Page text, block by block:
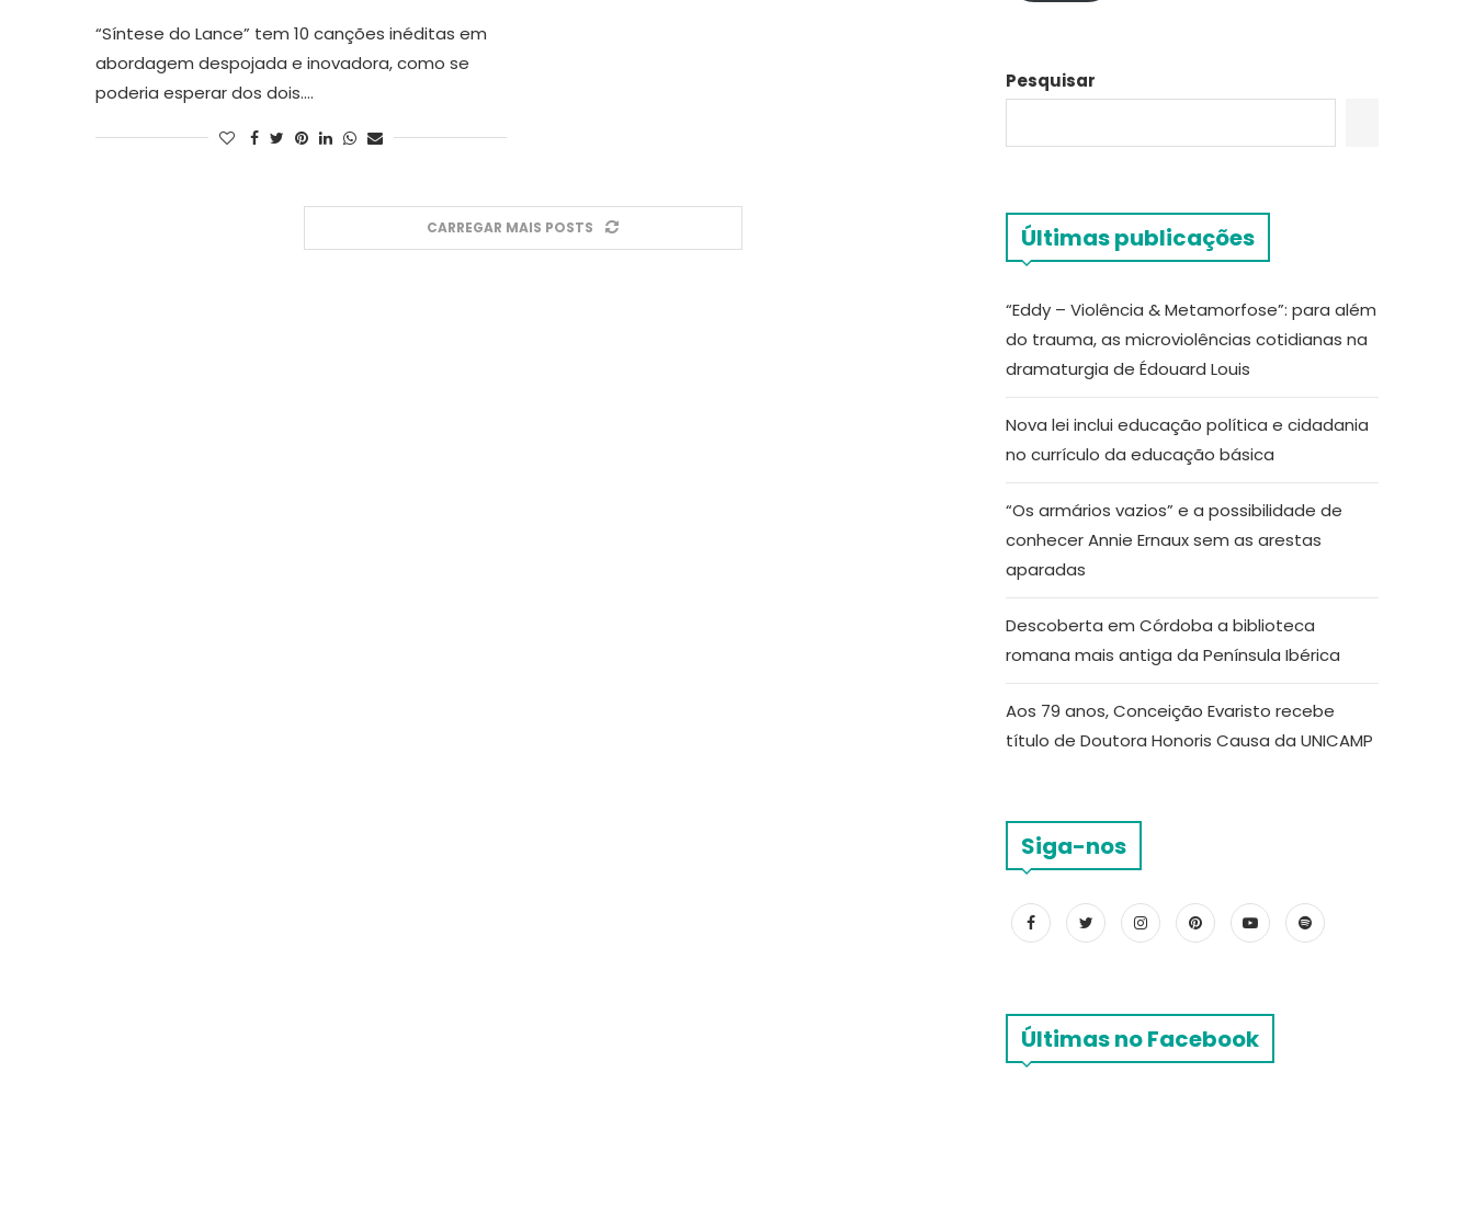
“Síntese do Lance” tem 10 canções inéditas em
abordagem despojada e inovadora, como se
poderia esperar dos dois.…
CARREGAR MAIS POSTS
Pesquisar
Últimas publicações
“Eddy – Violência & Metamorfose”: para além
do trauma, as microviolências cotidianas na
dramaturgia de Édouard Louis
Nova lei inclui educação política e cidadania
no currículo da educação básica
“Os armários vazios” e a possibilidade de
conhecer Annie Ernaux sem as arestas
aparadas
Descoberta em Córdoba a biblioteca
romana mais antiga da Península Ibérica
Aos 79 anos, Conceição Evaristo recebe
título de Doutora Honoris Causa da UNICAMP
Siga-nos
Últimas no Facebook